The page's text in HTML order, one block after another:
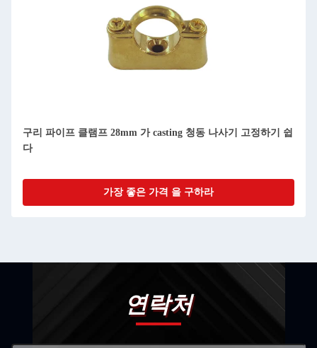
구리 파이프 클램프 28mm 가 casting 청동 나사기 고정하기 쉽
다
가장 좋은 가격 을 구하라
연락처